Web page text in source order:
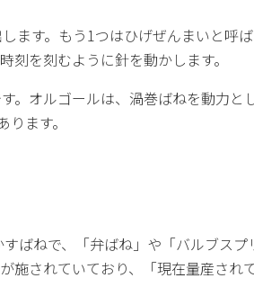
す。もう1つはひげぜんまいと呼ば
を刻むように針を動かします。
。オルゴールは、渦巻ばねを動力と
ます。
ばねで、「弁ばね」や「バルブスプ
施されていており、「現在量産され